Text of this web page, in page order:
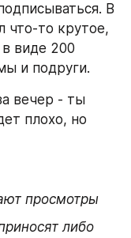
В
что-то крутое,
виде 200
и подруги.
вечер - ты
плохо, но
просмотры
либо